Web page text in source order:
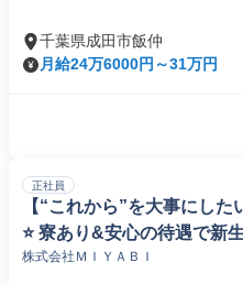
千葉県成田市飯仲
月給24万6000円～31万円
正社員
【“これから”を大事にし
⭐ 寮あり&安心の待遇で新
れる環境でホールの正社員
株式会社ＭＩＹＡＢＩ